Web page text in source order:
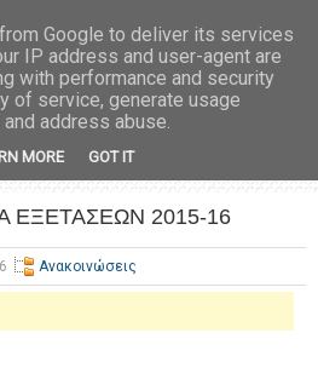
2015-16
Ανακοινώσεις
Google to deliver its services
IP address and user-agent are
with performance and security
of service, generate usage
address abuse.
MORE GOT IT